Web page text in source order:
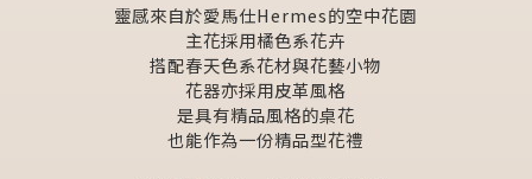
靈感來自於愛馬仕Hermes的空中花園
主花採用橘色系花卉
搭配春天色系花材與花藝小物
花器亦採用皮革風格
是具有精品風格的桌花
也能作為一份精品型花禮